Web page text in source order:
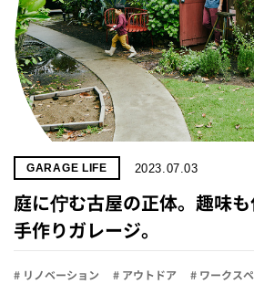
GARAGE LIFE 2023.07.03
庭に佇む古屋の正体。趣味
手作りガレージ。
# リノベーション # アウトドア # ワークス